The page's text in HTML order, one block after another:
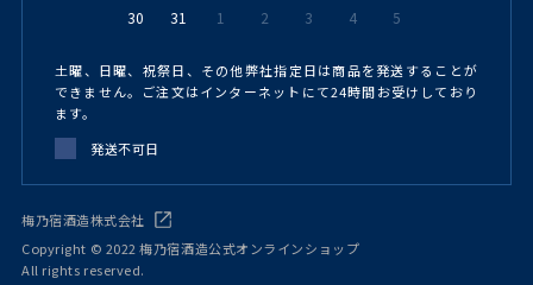
30 31 1 2 3 4 5
土曜、日曜、祝祭日、その他弊社指定日は商品を発送することが
できません。ご注文はインターネットにて24時間お受けしており
ます。
発送不可日
梅乃宿酒造株式会社
Copyright © 2022 梅乃宿酒造公式オンラインショップ
All rights reserved.